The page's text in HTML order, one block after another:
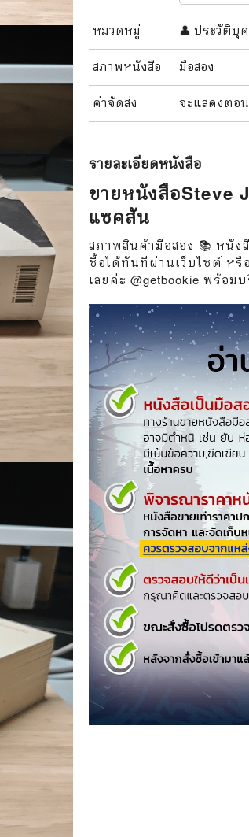
หมวดหมู่ 👤 ประวัติบุ
สภาพหนังสือ มือสอง
ค่าจัดส่ง จะแสดงตอ
รายละเอียดหนังสือ
ขายหนังสือSteve
แซคสัน
สภาพสินค้ามือสอง 📚 หนั
ซื้อได้ทันทีผ่านเว็บไซต์ หรื
เลยค่ะ @getbookie พร้อม
⛪ ศาสนา
🏙️ การเมือง
⚽ กีฬา
โมเดล
Gossip ดารา
👙 เซ็กซี่
วัยรุ่น
🥘 อาหาร
💄 สุขภาพและความงาม
🏠 แต่งบ้าน
🧳 ท่องเที่ยว
คู่มือเฉลยเกม
เกษตรและธรรมชาติ
แม่และเด็ก
ภาษาศาสตร์
ไอทีและเทคโนโลยี
นิตยสารเก่าราคาถูก
นางงามและการประกวด